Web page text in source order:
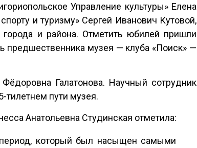
Управление культуры» Елена
и туризму» Сергей Иванович Кутовой,
города и района. Отметить юбилей пришли
предшественника музея — клуба «Поиск» —
Галатонова. Научный сотрудник
пути музея.
Анатольевна Студинская отметила:
который был насыщен самыми